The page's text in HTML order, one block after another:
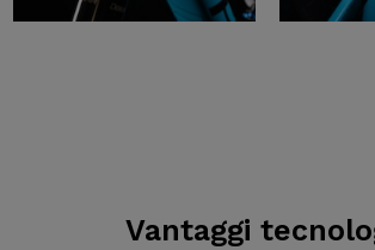
Vantaggi